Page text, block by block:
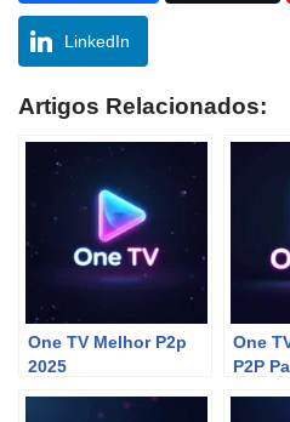
LinkedIn
Artigos Relacionados:
One TV Melhor P2p
2025
One
P2P